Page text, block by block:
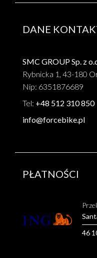
DANE
SMC GROUP Sp. z
Rybnicka 1, 43-180
Nip: 6351876689
Tel: +48 512 310 850
info@forcebike.pl
PŁATNOŚCI
46